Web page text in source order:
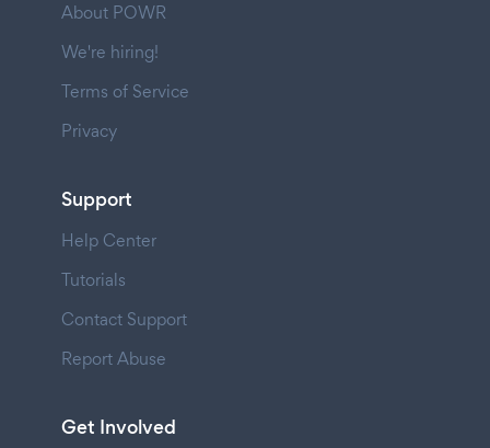
About POWR
We're hiring!
Terms of Service
Privacy
Support
Help Center
Tutorials
Contact Support
Report Abuse
Get Involved